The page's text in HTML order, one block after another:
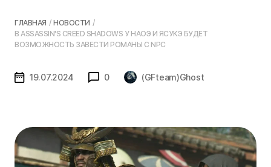
ГЛАВНАЯ / НОВОСТИ /
В ASSASSIN'S CREED SHADOWS У НАОЭ И ЯСУКЭ БУДЕТ
ВОЗМОЖНОСТЬ ЗАВЕСТИ РОМАНЫ С NPC
19.07.2024 0 (GFteam)Ghost